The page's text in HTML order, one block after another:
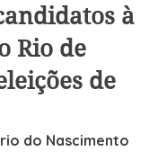
à
Rio de
de
do Nascimento